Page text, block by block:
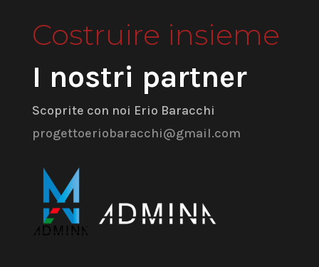
Costruire insieme
I nostri partner
Scoprite con noi Erio Baracchi
progettoeriobaracchi@gmail.com